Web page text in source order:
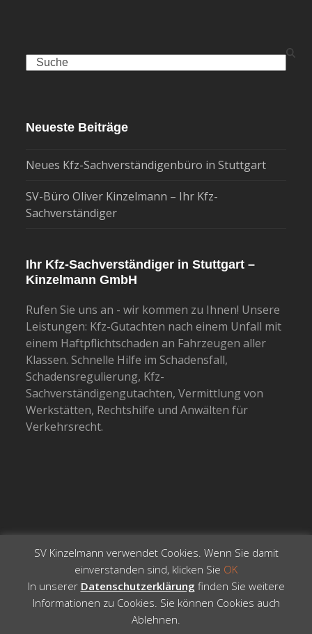
Search
Neueste Beiträge
Neues Kfz-Sachverständigenbüro in Stuttgart
SV-Büro Oliver Kinzelmann – Ihr Kfz-
Sachverständiger
Ihr Kfz-Sachverständiger in Stuttgart –
Kinzelmann GmbH
Rufen Sie uns an - wir kommen zu Ihnen! Unsere
Leistungen: Kfz-Gutachten nach einem Unfall mit
einem Haftpflichtschaden an Fahrzeugen aller
Klassen. Schnelle Hilfe im Schadensfall,
Schadensregulierung, Kfz-
Sachverständigengutachten, Vermittlung von
Werkstätten, Rechtshilfe und Anwälten für
Verkehrsrecht.
Total WordPress Theme
Reserved
SV Kinzelmann verwendet Cookies. Wenn Sie damit
einverstanden sind, klicken Sie OK
In unserer Datenschutzerklärung finden Sie weitere
Informationen zu Cookies. Sie können Cookies auch
Ablehnen.